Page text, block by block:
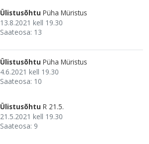
Ülistusõhtu Püha Müristus
13.8.2021 kell 19.30
Saateosa: 13
Ülistusõhtu Püha Müristus
4.6.2021 kell 19.30
Saateosa: 10
Ülistusõhtu R 21.5.
21.5.2021 kell 19.30
Saateosa: 9